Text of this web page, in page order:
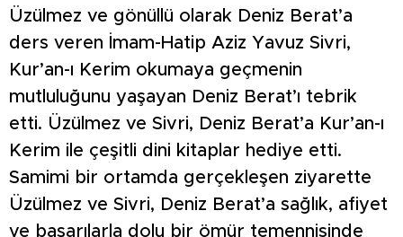
Üzülmez ve gönüllü olarak Deniz Berat’a
ders veren İmam-Hatip Aziz Yavuz Sivri,
Kur’an-ı Kerim okumaya geçmenin
mutluluğunu yaşayan Deniz Berat’ı tebrik
etti. Üzülmez ve Sivri, Deniz Berat’a Kur’an-ı
Kerim ile çeşitli dini kitaplar hediye etti.
Samimi bir ortamda gerçekleşen ziyarette
Üzülmez ve Sivri, Deniz Berat’a sağlık, afiyet
ve başarılarla dolu bir ömür temennisinde